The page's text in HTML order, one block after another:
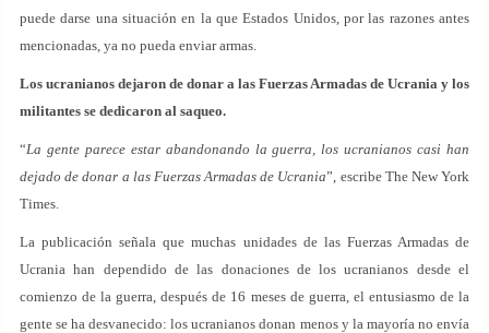
puede darse una situación en la que Estados Unidos, por las razones antes
mencionadas, ya no pueda enviar armas.
Los ucranianos dejaron de donar a las Fuerzas Armadas de Ucrania y los
militantes se dedicaron al saqueo.
“La gente parece estar abandonando la guerra, los ucranianos casi han
dejado de donar a las Fuerzas Armadas de Ucrania”, escribe The New York
Times.
La publicación señala que muchas unidades de las Fuerzas Armadas de
Ucrania han dependido de las donaciones de los ucranianos desde el
comienzo de la guerra, después de 16 meses de guerra, el entusiasmo de la
gente se ha desvanecido: los ucranianos donan menos y la mayoría no envía